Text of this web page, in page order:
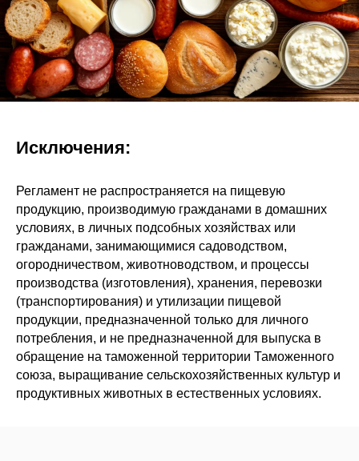
Исключения:
Регламент не распространяется на пищевую
продукцию, производимую гражданами в домашних
условиях, в личных подсобных хозяйствах или
гражданами, занимающимися садоводством,
огородничеством, животноводством, и процессы
производства (изготовления), хранения, перевозки
(транспортирования) и утилизации пищевой
продукции, предназначенной только для личного
потребления, и не предназначенной для выпуска в
обращение на таможенной территории Таможенного
союза, выращивание сельскохозяйственных культур и
продуктивных животных в естественных условиях.